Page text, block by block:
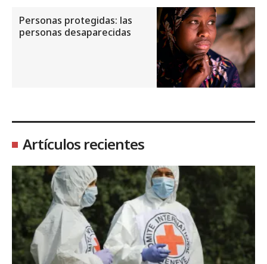
Personas protegidas: las
personas desaparecidas
Artículos recientes